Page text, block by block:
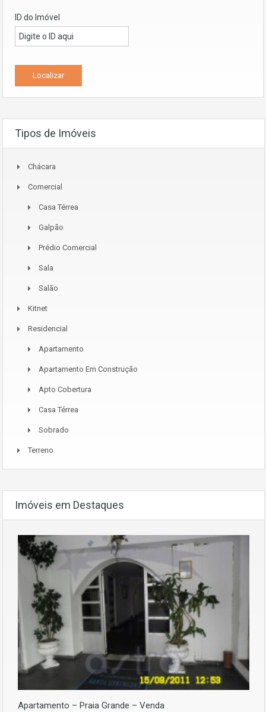
ID do Imóvel
Tipos de Imóveis
Chácara
Comercial
Casa Térrea
Galpão
Prédio Comercial
Sala
Salão
Kitnet
Residencial
Apartamento
Apartamento Em Construção
Apto Cobertura
Casa Térrea
Sobrado
Terreno
Imóveis em Destaques
Apartamento – Praia Grande – Venda